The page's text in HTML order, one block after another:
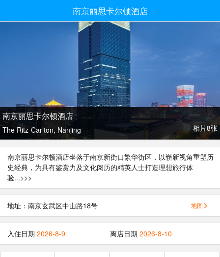
南京丽思卡尔顿酒店
南京丽思卡尔顿酒店
The Ritz-Carlton, Nanjing 相片8张
南京丽思卡尔顿酒店坐落于南京新街口繁华街区，以崭新视角重塑历
史经典，为具有鉴赏力及文化阅历的精英人士打造理想旅行体
验...>>>
地址：南京玄武区中山路18号 地图
入住日期 2026-8-9 离店日期 2026-8-10